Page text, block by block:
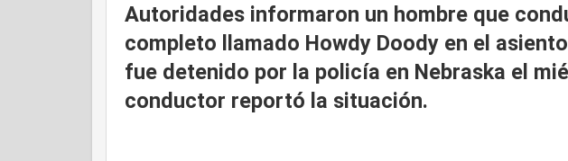
Autoridades informaron un hombre que
completo llamado Howdy Doody en el
fue detenido por la policía en Nebraska el
conductor reportó la situación.